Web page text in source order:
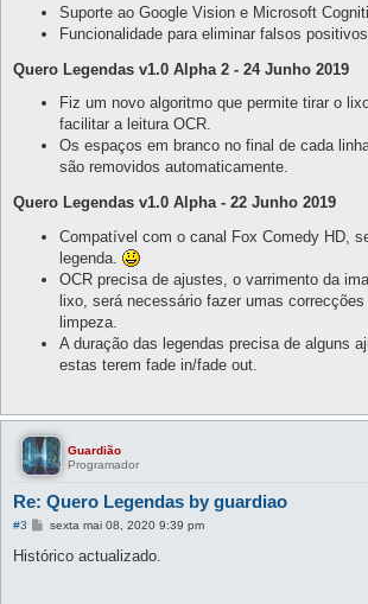
Suporte ao Google Vision e Microsoft
Funcionalidade para eliminar falsos
Quero Legendas v1.0 Alpha 2 - 24 Junho 2019
Fiz um novo algoritmo que permite tirar o
facilitar a leitura OCR.
Os espaços em branco no final de cada
são removidos automaticamente.
Quero Legendas v1.0 Alpha - 22 Junho 2019
Compatível com o canal Fox Comedy HD,
legenda.
OCR precisa de ajustes, o varrimento da
lixo, será necessário fazer umas
limpeza.
A duração das legendas precisa de alguns
estas terem fade in/fade out.
Guardião
Programador
Re: Quero Legendas by guardiao
#3
M
n
sexta mai 08, 2020 9:39 pm
Histórico actualizado.